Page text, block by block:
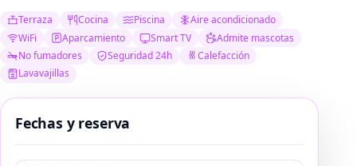
Terraza Cocina Piscina
Aire acondicionado
WiFi
Aparcamiento Smart TV
Admite mascotas
No fumadores
Seguridad 24h
Calefacción
Lavavajillas
Fechas y reserva